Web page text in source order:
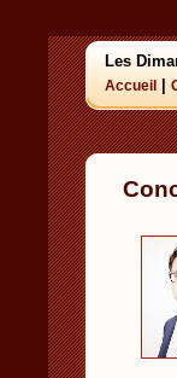
Les
Accueil